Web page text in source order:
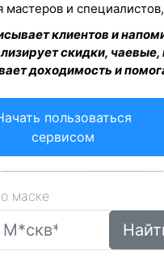
мастеров и
клиентов и
скидки,
доходимость и
пользоваться
сервисом
маске